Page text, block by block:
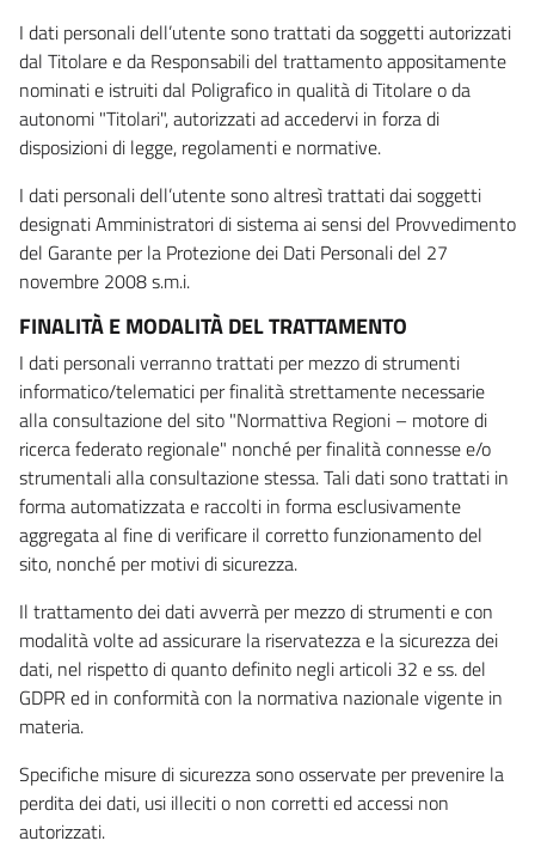
I dati personali dell’utente sono trattati da soggetti autorizzati
dal Titolare e da Responsabili del trattamento appositamente
nominati e istruiti dal Poligrafico in qualità di Titolare o da
autonomi "Titolari", autorizzati ad accedervi in forza di
disposizioni di legge, regolamenti e normative.
I dati personali dell’utente sono altresì trattati dai soggetti
designati Amministratori di sistema ai sensi del Provvedimento
del Garante per la Protezione dei Dati Personali del 27
novembre 2008 s.m.i.
FINALITÀ E MODALITÀ DEL TRATTAMENTO
I dati personali verranno trattati per mezzo di strumenti
informatico/telematici per finalità strettamente necessarie
alla consultazione del sito "Normattiva Regioni – motore di
ricerca federato regionale" nonché per finalità connesse e/o
strumentali alla consultazione stessa. Tali dati sono trattati in
forma automatizzata e raccolti in forma esclusivamente
aggregata al fine di verificare il corretto funzionamento del
sito, nonché per motivi di sicurezza.
Il trattamento dei dati avverrà per mezzo di strumenti e con
modalità volte ad assicurare la riservatezza e la sicurezza dei
dati, nel rispetto di quanto definito negli articoli 32 e ss. del
GDPR ed in conformità con la normativa nazionale vigente in
materia.
Specifiche misure di sicurezza sono osservate per prevenire la
perdita dei dati, usi illeciti o non corretti ed accessi non
autorizzati.